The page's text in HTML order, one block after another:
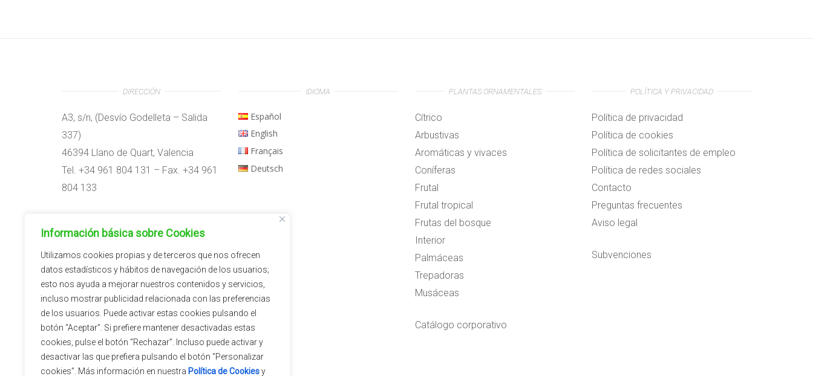
Información básica sobre Cookies
Utilizamos cookies propias y de terceros que nos ofrecen
datos estadísticos y hábitos de navegación de los usuarios;
esto nos ayuda a mejorar nuestros contenidos y servicios,
incluso mostrar publicidad relacionada con las preferencias
de los usuarios. Puede activar estas cookies pulsando el
botón “Aceptar”. Si prefiere mantener desactivadas estas
cookies, pulse el botón “Rechazar”. Incluso puede activar y
desactivar las que prefiera pulsando el botón “Personalizar
cookies”. Más información en nuestra Política de Cookiesy
DIRECCIÓN
A3, s/n, (Desvío Godelleta – Salida
337)
46394 Llano de Quart, Valencia
Tel. +34 961 804 131 – Fax. +34 961
804 133
09:00h – 14:00h
15:00h – 18:00h
IDIOMA
Español
English
Français
Deutsch
PLANTAS ORNAMENTALES
Cítrico
Arbustivas
Aromáticas y vivaces
Coníferas
Frutal
Frutal tropical
Frutas del bosque
Interior
Palmáceas
Trepadoras
Musáceas
Catálogo corporativo
POLÍTICA Y PRIVACIDAD
Política de privacidad
Política de cookies
Política de solicitantes de empleo
Política de redes sociales
Contacto
Preguntas frecuentes
Aviso legal
Subvenciones